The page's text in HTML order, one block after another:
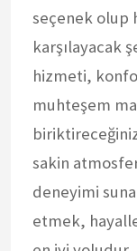
seçenek olup
karşılayacak
hizmeti,
muhteşem
sakin
deneyimi
etmek,